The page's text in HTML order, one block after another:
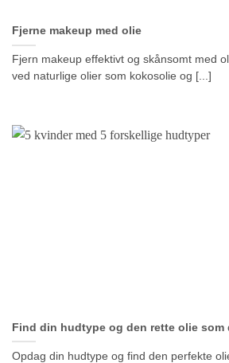
Fjerne makeup med olie
Fjern makeup effektivt og skånsomt med
ved naturlige olier som kokosolie og [...]
Find din hudtype og den rette olie som
Opdag din hudtype og find den perfekte